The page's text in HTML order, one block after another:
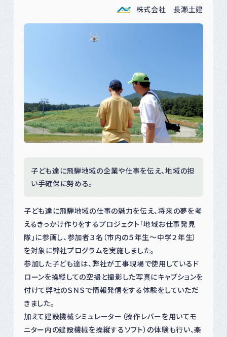
株式会社 長瀬土建
子ども達に飛騨地域の企業や仕事を伝え、地域の担
い手確保に努める。
子ども達に飛騨地域の仕事の魅力を伝え、将来の夢を考
えるきっかけ作りをするプロジェクト「地域お仕事発見
隊」に参画し、参加者３名（市内の５年生～中学２年生）
を対象に弊社プログラムを実施しました。
参加した子ども達は、弊社が工事現場で使用しているド
ローンを操縦しての空撮と撮影した写真にキャプションを
付けて弊社のＳＮＳで情報発信をする体験をしていただ
きました。
加えて建設機械シミュレーター（操作レバーを用いてモ
ニター内の建設機械を操縦するソフト）の体験も行い、楽